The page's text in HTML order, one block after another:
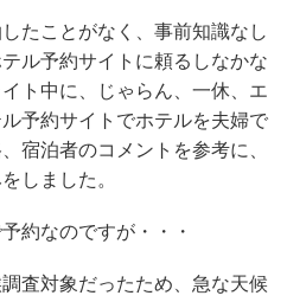
たことがなく、事前知識なし
ル予約サイトに頼るしなかな
ト中に、じゃらん、一休、エ
予約サイトでホテルを夫婦で
宿泊者のコメントを参考に、
しました。
約なのですが・・・
査対象だったため、急な天候